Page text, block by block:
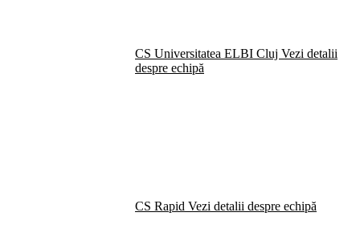
CS Universitatea ELBI Cluj Vezi detalii
despre echipă
CS Rapid Vezi detalii despre echipă